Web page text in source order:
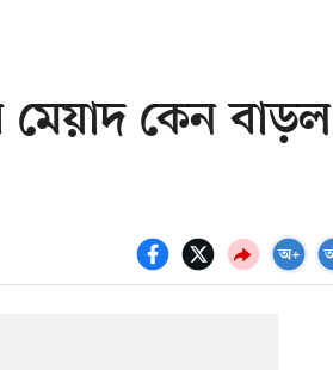
মেয়াদ কেন বাড়ল